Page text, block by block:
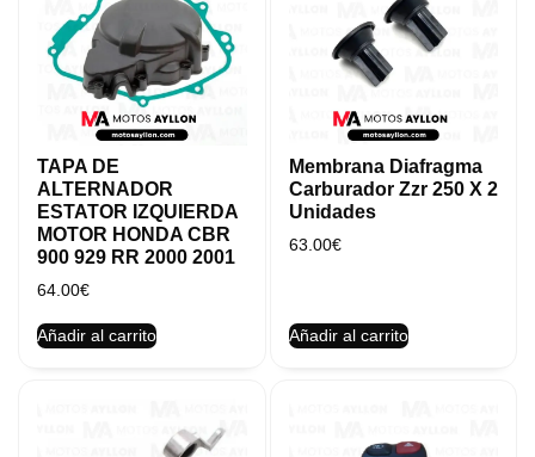
TAPA DE
ALTERNADOR
ESTATOR IZQUIERDA
MOTOR HONDA CBR
900 929 RR 2000 2001
64.00€
Añadir al carrito
Membrana Diafragma
Carburador Zzr 250 X 2
Unidades
63.00€
Añadir al carrito